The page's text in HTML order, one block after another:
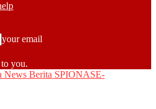
your email
you.
SPIONASE-